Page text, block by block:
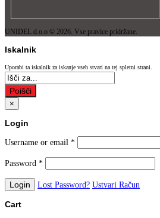
UNIDEL d.o.o © 2026. Vse pravice pridržane.
Iskalnik
Uporabi ta iskalnik za iskanje vseh stvari na tej spletni strani.
Poišči
×
Login
Username or email *
Password *
Lost Password? Ustvari Račun
Cart